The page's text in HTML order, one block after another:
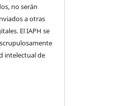
no serán
a otras
El IAPH se
intelectual de